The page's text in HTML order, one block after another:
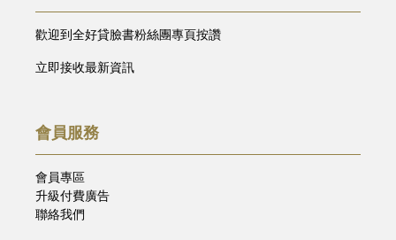
歡迎到全好貸臉書粉絲團專頁按讚
立即接收最新資訊
會員服務
會員專區
升級付費廣告
聯絡我們